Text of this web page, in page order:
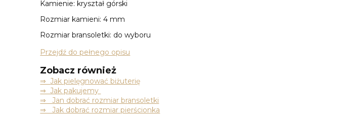
Kamienie: kryształ górski
Rozmiar kamieni: 4 mm
Rozmiar bransoletki: do wyboru
Przejdź do pełnego opisu
Zobacz również
⇒Jak pielęgnować biżuterię
⇒ Jak pakujemy
⇒ Jan dobrać rozmiar bransoletki
⇒ Jak dobrać rozmiar pierścionka